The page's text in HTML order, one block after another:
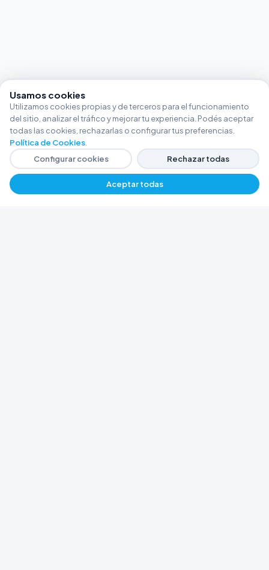
Usamos cookies
Utilizamos cookies propias y de terceros para el funcionamiento
del sitio, analizar el tráfico y mejorar tu experiencia. Podés aceptar
todas las cookies, rechazarlas o configurar tus preferencias.
Política de Cookies
Configurar cookies
Rechazar todas
Aceptar todas